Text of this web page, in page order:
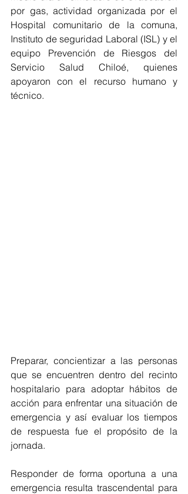
por gas, actividad organizada por el
Hospital comunitario de la comuna,
Instituto de seguridad Laboral (ISL) y el
equipo Prevención de Riesgos del
Servicio Salud Chiloé, quienes
apoyaron con el recurso humano y
técnico.
Preparar, concientizar a las personas
que se encuentren dentro del recinto
hospitalario para adoptar hábitos de
acción para enfrentar una situación de
emergencia y así evaluar los tiempos
de respuesta fue el propósito de la
jornada.
Responder de forma oportuna a una
emergencia resulta trascendental para